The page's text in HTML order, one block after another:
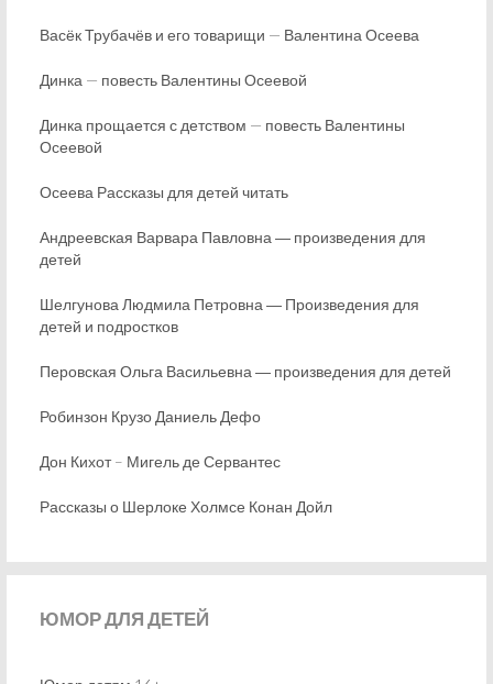
Васёк Трубачёв и его товарищи — Валентина Осеева
Динка — повесть Валентины Осеевой
Динка прощается с детством — повесть Валентины
Осеевой
Осеева Рассказы для детей читать
Андреевская Варвара Павловна ― произведения для
детей
Шелгунова Людмила Петровна ― Произведения для
детей и подростков
Перовская Ольга Васильевна ― произведения для детей
Робинзон Крузо Даниель Дефо
Дон Кихот – Мигель де Сервантес
Рассказы о Шерлоке Холмсе Конан Дойл
ЮМОРДЛЯ ДЕТЕЙ